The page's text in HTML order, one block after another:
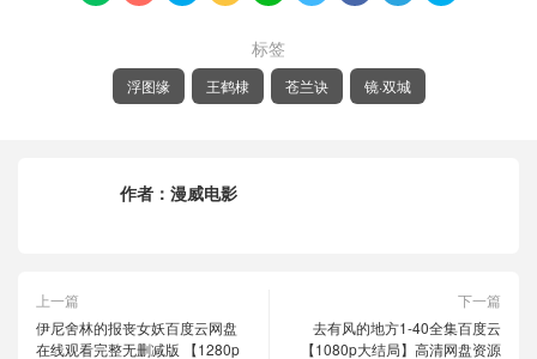
标签
浮图缘 王鹤棣 苍兰诀 镜·双城
作者： 漫威电影
上一篇
伊尼舍林的报丧女妖百度云网盘
在线观看完整无删减版 【1280p
下一篇
去有风的地方1-40全集百度云
【1080p大结局】高清网盘资源